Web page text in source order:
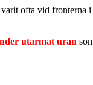
ofta vid
utarmat uran